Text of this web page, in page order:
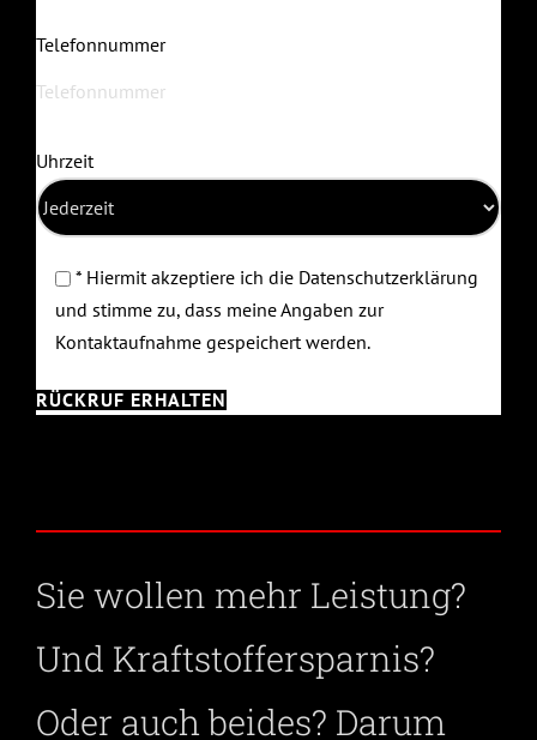
Telefonnummer
Uhrzeit
* Hiermit akzeptiere ich die Datenschutzerklärung
und stimme zu, dass meine Angaben zur
Kontaktaufnahme gespeichert werden.
Sie wollen mehr Leistung?
Und Kraftstoffersparnis?
Oder auch beides? Darum